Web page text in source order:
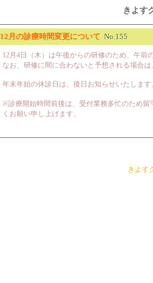
きよす
12月の診療時間変更について No.155
12月4日（木）は午後からの研修のため、午前
なお、研修に間に合わないと予想される場合
年末年始の休診日は、後日お知らせいたします
※診療開始時間前後は、受付業務多忙のため
くお願い申し上げます。
きよす